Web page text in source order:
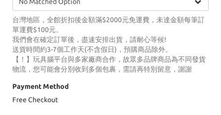
台灣地區，全館折扣後金額滿$2000元免運費，未達金額每筆訂
單運費$100元。
我們會在確定訂單後，盡速安排出貨，請耐心等候!
送貨時間約3-7個工作天(不含假日)，預購商品除外。
【！】玩具腦平台與多家廠商合作，故眾多品牌商品為不同發貨
物流，您可能會分別收到多個包裹，需請再特別留意，謝謝
Payment Method
Free Checkout